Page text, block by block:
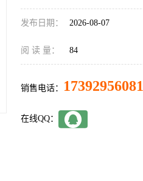
发布日期： 2026-08-07
阅 读 量： 84
销售电话： 17392956081
在线QQ：